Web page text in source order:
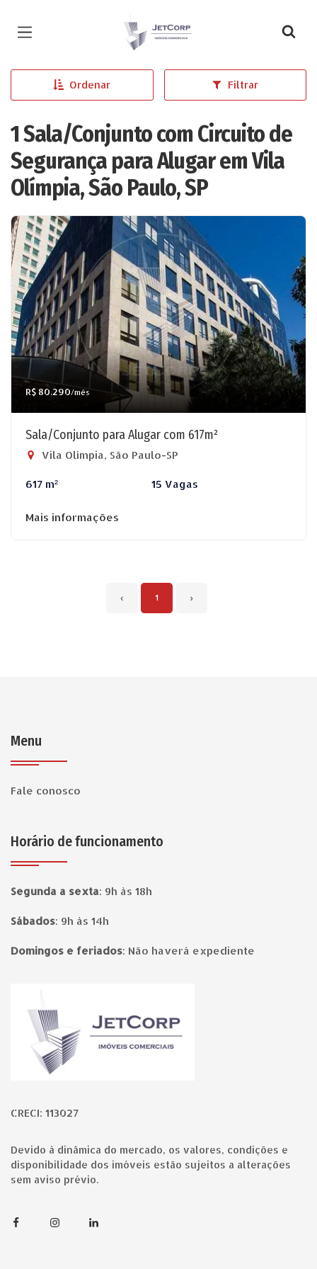
Página inicial
Ordenar Filtrar
1 Sala/Conjunto com Circuito de
Segurança para Alugar em Vila
Olímpia, São Paulo, SP
R$ 80.290/mês
Sala/Conjunto para Alugar com 617m²
Vila Olímpia, São Paulo-SP
617 m² 15 Vagas
Mais informações
‹ 1 ›
Menu
Fale conosco
Horário de funcionamento
Segunda a sexta: 9h às 18h
Sábados: 9h às 14h
Domingos e feriados: Não haverá expediente
CRECI: 113027
Devido à dinâmica do mercado, os valores, condições e
disponibilidade dos imóveis estão sujeitos a alterações
sem aviso prévio.
FacebookInstagramLinkedin